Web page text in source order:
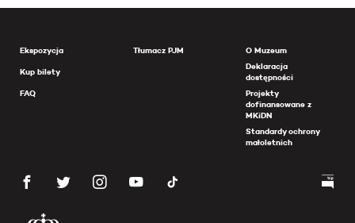
Ekspozycja
Kup bilety
FAQ
Tłumacz PJM
O Muzeum
Deklaracja
dostępności
Projekty
dofinansowane z
MKiDN
Standardy ochrony
małoletnich